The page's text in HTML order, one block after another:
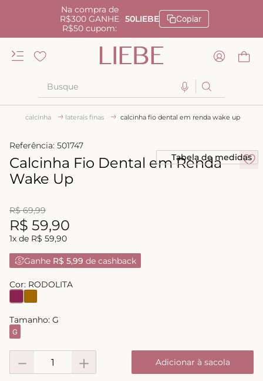
Na compra de
R$300 GANHE
R$50 cupom:
50LIEBE Copiar
calcinha laterais finas calcinha fio dental em renda wake up
Referência: 501747
Calcinha Fio Dental em Renda
Wake Up
R$ 69,99
R$ 59,90
1x de R$ 59,90
Ganhe R$ 5,99 de cashback
Tabela de medidas
Cor: RODOLITA
Tamanho: G
G
＋
－ Adicionar à sacola
TERMOS MAIS BUSCADOS
sutiã
anatomic
calcinha alta
triangulo
10º calcinha